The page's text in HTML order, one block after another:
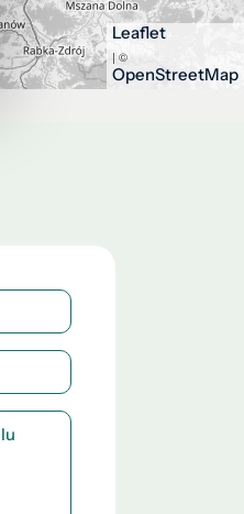
Leaflet
| ©
OpenStreetMap